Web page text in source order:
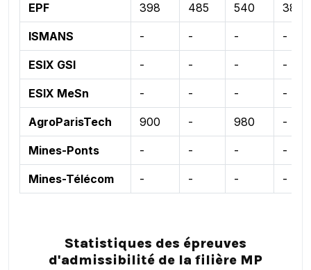
EPF 398 485 540 381
ISMANS - - - -
ESIX GSI - - - -
ESIX MeSn - - - -
AgroParisTech 900 - 980 -
Mines-Ponts - - - -
Mines-Télécom - - - -
Statistiques des épreuves
d'admissibilité de la filière MP